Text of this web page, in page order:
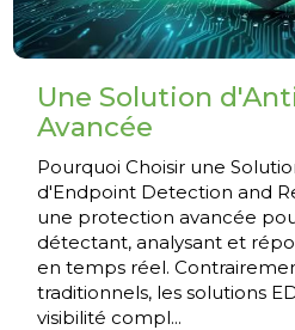
Une Solution
Avancée
Pourquoi Choisir une
d'Endpoint Detection and
une protection avancée
détectant, analysant et
en temps réel.
traditionnels, les solutions
visibilité compl...